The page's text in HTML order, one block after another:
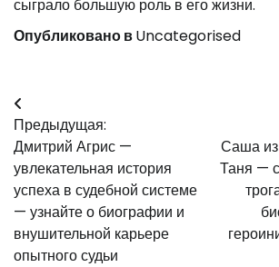
сыграло большую роль в его жизни.
Опубликовано вUncategorised
Навигация
по
записям
Предыдущая:
Дмитрий Агрис —
увлекательная история
успеха в судебной системе
— узнайте о биографии и
внушительной карьере
опытного судьи
Саша
Таня —